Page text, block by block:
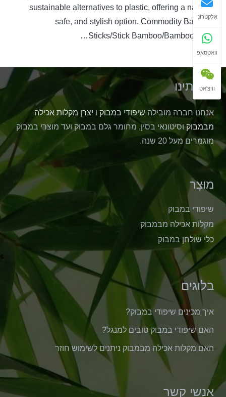
sustainable alternatives to plastic, offering a natural,
safe, and stylish option. Commodity Bamboo
Sticks/Stick Bamboo/Bamboo Stick…
אודותינו
אנחנו חברה מובילה שיפודי במבוק ו יצרן מקלות אכילה
מבמבוק וסיטונאי בסין, מחומר גלם במבוק ועד מוצרי במבוק
מוגמרים מעל 20 שנה.
מוּצָר
שיפודי במבוק
מקלות אכילה מבמבוק
כלי שולחן במבוק
בלוגים
איך מכינים שיפודי במבוק?
האם שיפודי במבוק טובים למנגל?
האם מקלות אכילה מבמבוק ניתנים לשימוש חוזר
אנשי קשר
אֶלֶקטרוֹנִי
וואטסאפ
וויצ'אט